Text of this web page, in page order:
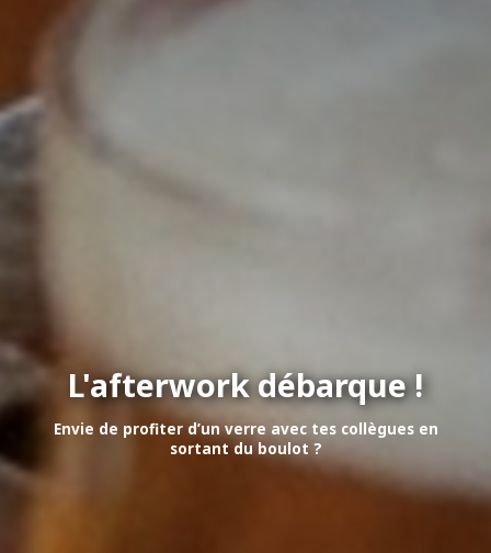
L'afterwork débarque !
Envie de profiter d’un verre avec tes collègues en
sortant du boulot ?